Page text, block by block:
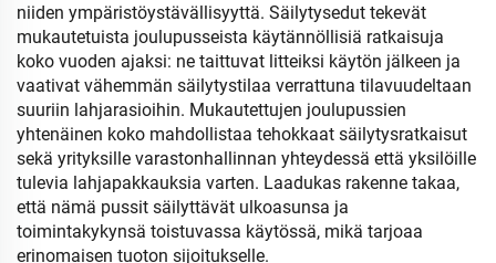
niiden ympäristöystävällisyyttä. Säilytysedut tekevät
mukautetuista joulupusseista käytännöllisiä ratkaisuja
koko vuoden ajaksi: ne taittuvat litteiksi käytön jälkeen ja
vaativat vähemmän säilytystilaa verrattuna tilavuudeltaan
suuriin lahjarasioihin. Mukautettujen joulupussien
yhtenäinen koko mahdollistaa tehokkaat säilytysratkaisut
sekä yrityksille varastonhallinnan yhteydessä että yksilöille
tulevia lahjapakkauksia varten. Laadukas rakenne takaa,
että nämä pussit säilyttävät ulkoasunsa ja
toimintakykynsä toistuvassa käytössä, mikä tarjoaa
erinomaisen tuoton sijoitukselle.